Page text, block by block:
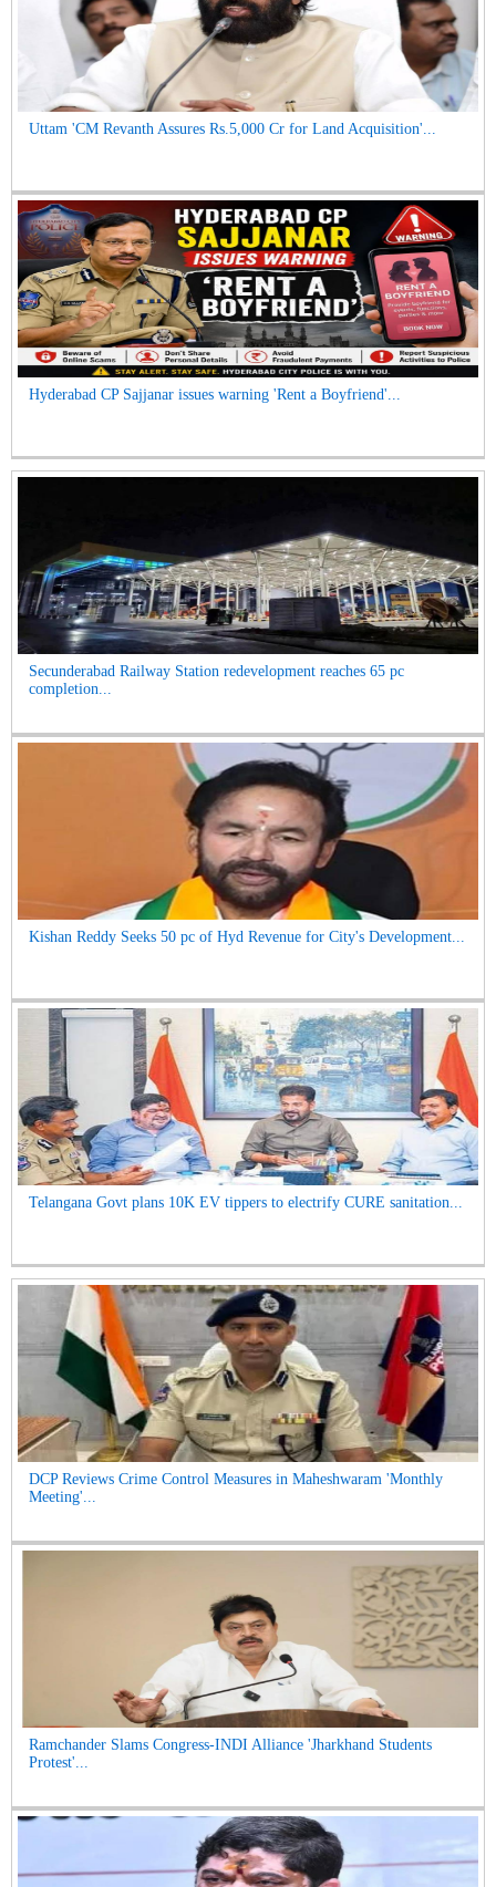
Uttam 'CM Revanth Assures Rs.5,000 Cr for Land Acquisition'...
Hyderabad CP Sajjanar issues warning 'Rent a Boyfriend'...
Secunderabad Railway Station redevelopment reaches 65 pc
completion...
Kishan Reddy Seeks 50 pc of Hyd Revenue for City's Development...
Telangana Govt plans 10K EV tippers to electrify CURE sanitation...
DCP Reviews Crime Control Measures in Maheshwaram 'Monthly
Meeting'...
Ramchander Slams Congress-INDI Alliance 'Jharkhand Students
Protest'...